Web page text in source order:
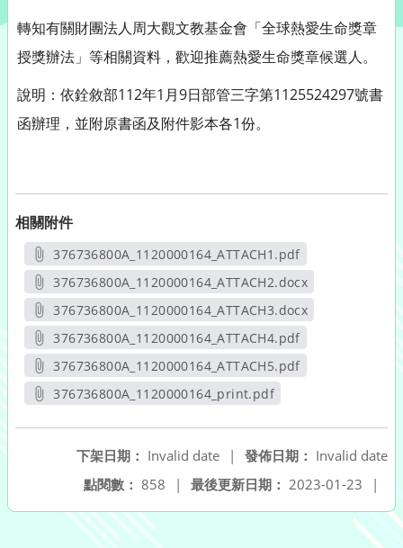
轉知有關財團法人周大觀文教基金會「全球熱愛生命獎章
授獎辦法」等相關資料，歡迎推薦熱愛生命獎章候選人。
說明：依銓敘部112年1月9日部管三字第1125524297號書
函辦理，並附原書函及附件影本各1份。
相關附件
376736800A_1120000164_ATTACH1.pdf
另開新視窗
376736800A_1120000164_ATTACH2.docx
另開新視窗
376736800A_1120000164_ATTACH3.docx
另開新視窗
376736800A_1120000164_ATTACH4.pdf
另開新視窗
376736800A_1120000164_ATTACH5.pdf
另開新視窗
376736800A_1120000164_print.pdf
發佈日期： Invalid date
下架日期： Invalid date
|
最後更新日期： 2023-01-23 |
點閱數： 858 |